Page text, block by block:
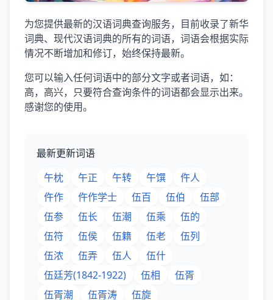
为您提供最新的汉语词典查询服务，目前收录了新华
词典、现代汉语词典的所有的词语，词语会根据实际
情况不断增加和修订，始终保持最新。
您可以输入任何词语中的部分文字或者词语，如：
高，高兴，只要符合查询条件的词语都会显示出来。
感谢您的使用。
最新更新词语
午枕
午正 午转 午馔
仵人
仵作
仵作学士 伍百 伍伯
伍部
伍参
伍长 伍潮 伍乘
伍的
伍符
伍侯 伍籍 伍老
伍列
伍浓
伍弄 伍人
伍什
伍廷芳(1842-1922)
伍相
伍胥
伍胥潮
伍胥涛 伍旋